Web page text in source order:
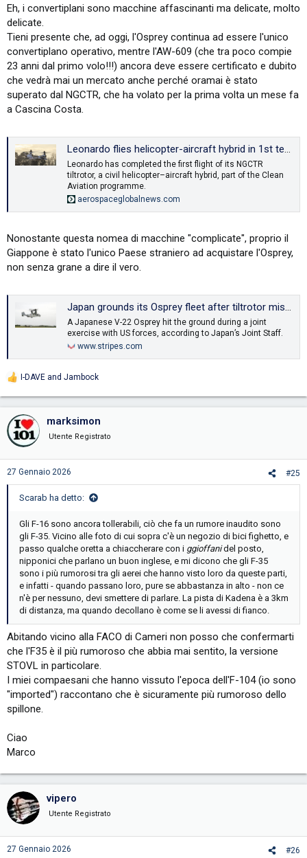
Eh, i convertiplani sono macchine affascinanti ma delicate, molto
delicate.
Tieni presente che, ad oggi, l'Osprey continua ad essere l'unico
convertiplano operativo, mentre l'AW-609 (che tra poco compie
23 anni dal primo volo!!!) ancora deve essere certificato e dubito
che vedrà mai un mercato anche perché oramai è stato
superato dal NGCTR, che ha volato per la prima volta un mese fa
a Cascina Costa.
Leonardo flies helicopter-aircraft hybrid in 1st test of NGCTR tiltrotor
Leonardo has completed the first flight of its NGCTR
tiltrotor, a civil helicopter–aircraft hybrid, part of the Clean
Aviation programme.
aerospaceglobalnews.com
Nonostante questa nomea di macchine "complicate", proprio il
Giappone è stato l'unico Paese straniero ad acquistare l'Osprey,
non senza grane a dire il vero.
Japan grounds its Osprey fleet after tiltrotor mishap during Keen Sword drill
A Japanese V-22 Osprey hit the ground during a joint
exercise with US forces, according to Japan’s Joint Staff.
www.stripes.com
R
t
i
n
s
I-DAVE and Jambock
marksimon
Utente Registrato
27 Gennaio 2026 #25
Scarab ha detto:
Gli F-16 sono ancora tollerabili, ciò che fa un rumore inaudito sono
gli F-35. Vicino alle foto di cui sopra c'è un negozio di bici fighetto, e
passo qualche oretta a chiaccherare con i ggioffanidel posto,
nipponici che parlano un buon inglese, e mi dicono che gli F-35
sono i più rumorosi tra gli aerei che hanno visto loro da queste parti,
e infatti - quando passano loro, pure se abbastanza in alto - non ce
n'è per nessuno, devi smettere di parlare. La pista di Kadena è a 3km
di distanza, ma quando decollano è come se li avessi di fianco.
Abitando vicino alla FACO di Cameri non posso che confermarti
che l'F35 è il più rumoroso che abbia mai sentito, la versione
STOVL in particolare.
I miei compaesani che hanno vissuto l'epoca dell'F-104 (io sono
"imported") raccontano che è sicuramente più rumoroso dello
spillone.
Ciao
Marco
vipero
Utente Registrato
27 Gennaio 2026 #26